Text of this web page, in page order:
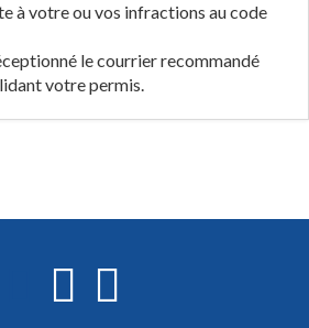
à votre ou vos infractions au code
le courrier recommandé
votre permis.